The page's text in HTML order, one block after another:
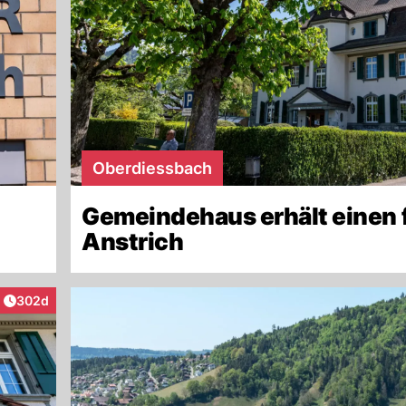
Oberdiessbach
Gemeindehaus erhält
Anstrich
Artikel veröffentlicht:
302d